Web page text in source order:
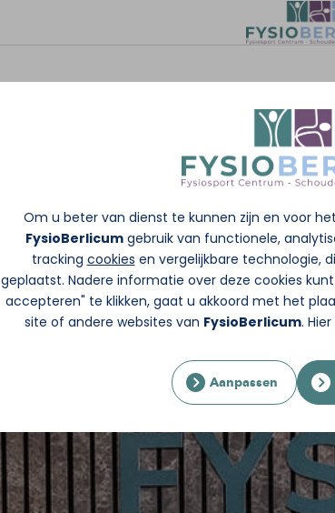
Om u beter van dienst te kunnen zijn en voor
FysioBerlicum gebruik van functionele,
tracking cookies en vergelijkbare technologie,
geplaatst. Nadere informatie over deze cookies
accepteren" te klikken, gaat u akkoord met het
site of andere websites van FysioBerlicum.
Aanpassen